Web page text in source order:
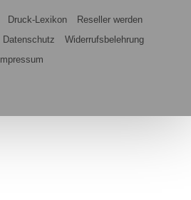
Druck-Lexikon
Reseller werden
Datenschutz
Widerrufsbelehrung
Impressum